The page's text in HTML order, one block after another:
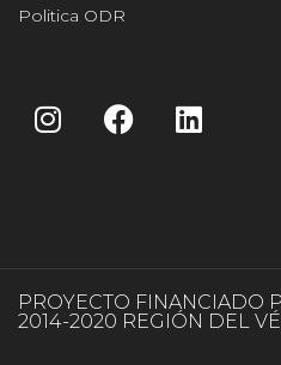
Politica ODR
PROYECTO FINANCIADO
2014-2020 REGIÓN DEL